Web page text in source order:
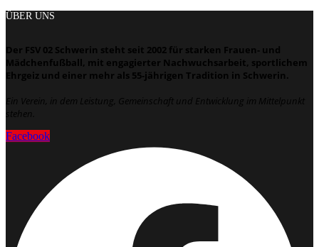
ÜBER UNS
Der FSV 02 Schwerin steht seit 2002 für starken Frauen- und
Mädchenfußball, mit engagierter Nachwuchsarbeit, sportlichem
Ehrgeiz und einer mehr als 55-jährigen Tradition in Schwerin.
Ein Verein, in dem Leistung, Gemeinschaft und Entwicklung im Mittelpunkt
stehen.
Facebook